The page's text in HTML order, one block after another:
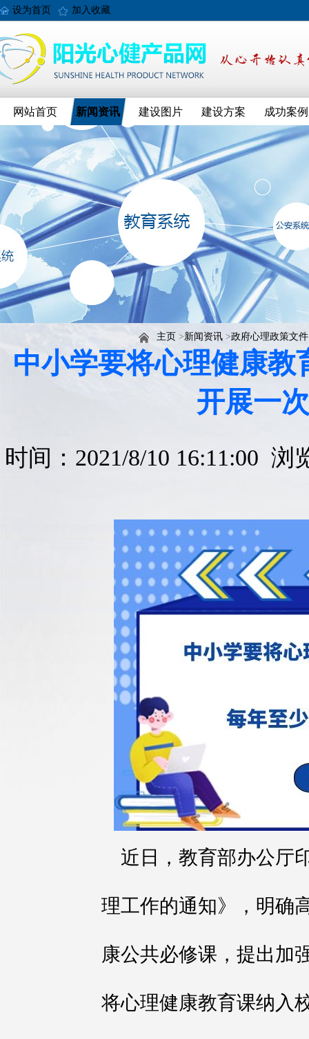
设为首页 加入收藏
网站首页 新闻资讯 建设图片 建设方案 成功案例
主页 >新闻资讯 >政府心理政策文件
中小学要将心理健康
开展一
时间：2021/8/10 16:11:00
近日，教育部办公厅
理工作的通知》，明确
康公共必修课，提出加
将心理健康教育课纳入